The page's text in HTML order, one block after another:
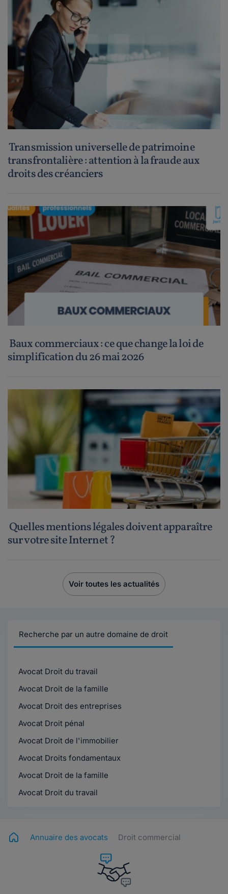
Transmission universelle de patrimoine
transfrontalière : attention à la fraude aux
droits des créanciers
Baux commerciaux : ce que change la loi de
simplification du 26 mai 2026
Quelles mentions légales doivent apparaître
sur votre site Internet ?
Voir toutes les actualités
Recherche par un autre domaine de droit
Avocat Droit du travail
Avocat Droit de la famille
Avocat Droit des entreprises
Avocat Droit pénal
Avocat Droit de l'immobilier
Avocat Droits fondamentaux
Avocat Droit de la famille
Avocat Droit du travail
Annuaire des avocats Droit commercial